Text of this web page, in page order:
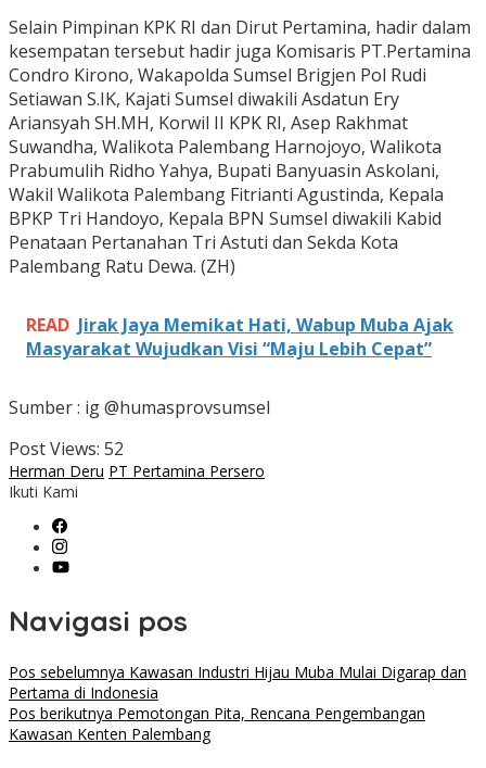
Selain Pimpinan KPK RI dan Dirut Pertamina, hadir dalam
kesempatan tersebut hadir juga Komisaris PT.Pertamina
Condro Kirono, Wakapolda Sumsel Brigjen Pol Rudi
Setiawan S.IK, Kajati Sumsel diwakili Asdatun Ery
Ariansyah SH.MH, Korwil II KPK RI, Asep Rakhmat
Suwandha, Walikota Palembang Harnojoyo, Walikota
Prabumulih Ridho Yahya, Bupati Banyuasin Askolani,
Wakil Walikota Palembang Fitrianti Agustinda, Kepala
BPKP Tri Handoyo, Kepala BPN Sumsel diwakili Kabid
Penataan Pertanahan Tri Astuti dan Sekda Kota
Palembang Ratu Dewa. (ZH)
READ Jirak Jaya Memikat Hati, Wabup Muba Ajak
Masyarakat Wujudkan Visi “Maju Lebih Cepat”
Sumber : ig @humasprovsumsel
Post Views: 52
Herman Deru PT Pertamina Persero
Ikuti Kami
Navigasi pos
Pos sebelumnya Kawasan Industri Hijau Muba Mulai Digarap dan
Pertama di Indonesia
Pos berikutnya Pemotongan Pita, Rencana Pengembangan
Kawasan Kenten Palembang